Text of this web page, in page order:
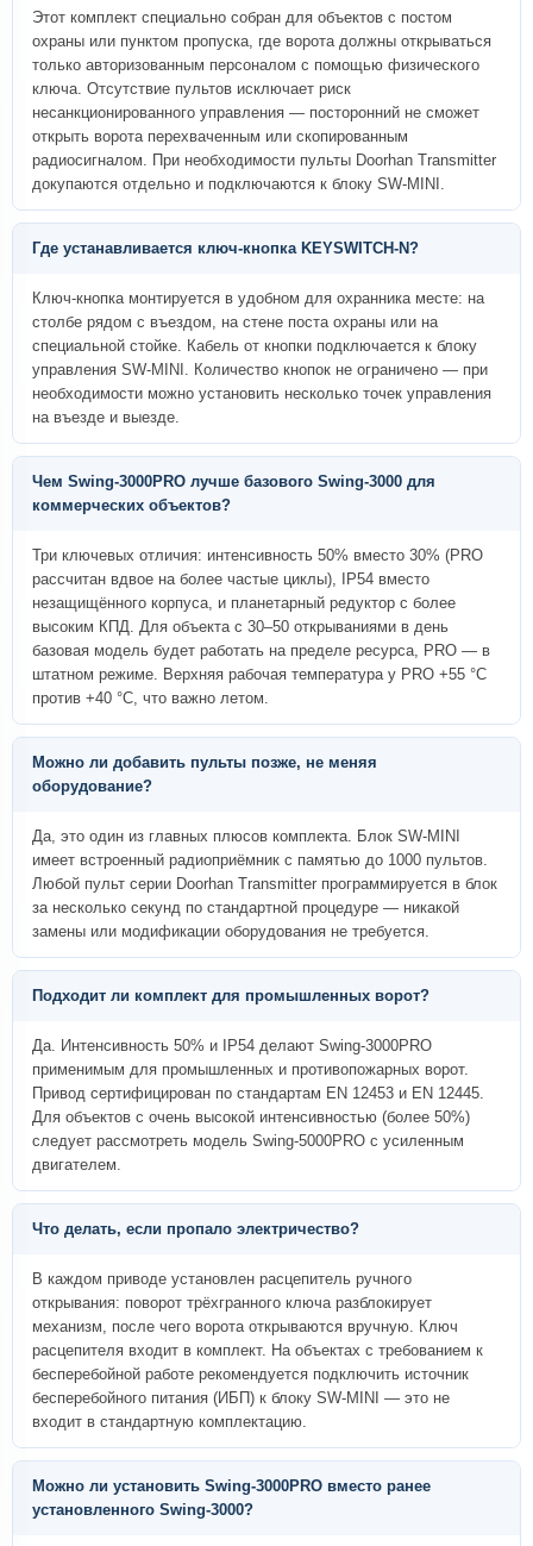
Этот комплект специально собран для объектов с постом
охраны или пунктом пропуска, где ворота должны открываться
только авторизованным персоналом с помощью физического
ключа. Отсутствие пультов исключает риск
несанкционированного управления — посторонний не сможет
открыть ворота перехваченным или скопированным
радиосигналом. При необходимости пульты Doorhan Transmitter
докупаются отдельно и подключаются к блоку SW-MINI.
Где устанавливается ключ-кнопка KEYSWITCH-N?
Ключ-кнопка монтируется в удобном для охранника месте: на
столбе рядом с въездом, на стене поста охраны или на
специальной стойке. Кабель от кнопки подключается к блоку
управления SW-MINI. Количество кнопок не ограничено — при
необходимости можно установить несколько точек управления
на въезде и выезде.
Чем Swing-3000PRO лучше базового Swing-3000 для
коммерческих объектов?
Три ключевых отличия: интенсивность 50% вместо 30% (PRO
рассчитан вдвое на более частые циклы), IP54 вместо
незащищённого корпуса, и планетарный редуктор с более
высоким КПД. Для объекта с 30–50 открываниями в день
базовая модель будет работать на пределе ресурса, PRO — в
штатном режиме. Верхняя рабочая температура у PRO +55 °C
против +40 °C, что важно летом.
Можно ли добавить пульты позже, не меняя
оборудование?
Да, это один из главных плюсов комплекта. Блок SW-MINI
имеет встроенный радиоприёмник с памятью до 1000 пультов.
Любой пульт серии Doorhan Transmitter программируется в блок
за несколько секунд по стандартной процедуре — никакой
замены или модификации оборудования не требуется.
Подходит ли комплект для промышленных ворот?
Да. Интенсивность 50% и IP54 делают Swing-3000PRO
применимым для промышленных и противопожарных ворот.
Привод сертифицирован по стандартам EN 12453 и EN 12445.
Для объектов с очень высокой интенсивностью (более 50%)
следует рассмотреть модель Swing-5000PRO с усиленным
двигателем.
Что делать, если пропало электричество?
В каждом приводе установлен расцепитель ручного
открывания: поворот трёхгранного ключа разблокирует
механизм, после чего ворота открываются вручную. Ключ
расцепителя входит в комплект. На объектах с требованием к
бесперебойной работе рекомендуется подключить источник
бесперебойного питания (ИБП) к блоку SW-MINI — это не
входит в стандартную комплектацию.
Можно ли установить Swing-3000PRO вместо ранее
установленного Swing-3000?